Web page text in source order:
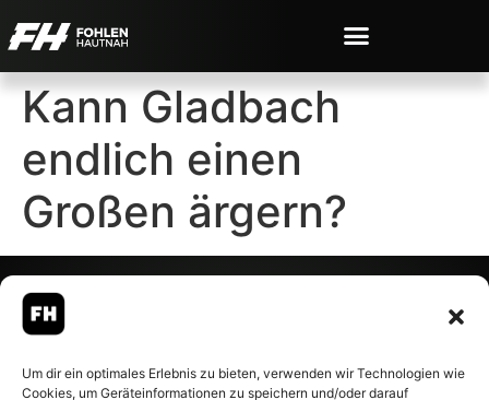
Um dir ein optimales Erlebnis zu bieten, verwenden wir Technologien wie
Cookies, um Geräteinformationen zu speichern und/oder darauf
Kann Gladbach
endlich einen
Großen ärgern?
– Alle rechte vorbehalten.